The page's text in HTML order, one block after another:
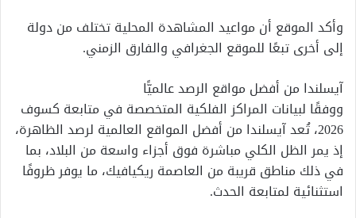
وأكد الموقع أن مواعيد المشاهدة المحلية تختلف من دولة
إلى أخرى تبعًا للموقع الجغرافي والفارق الزمني.
آيسلندا من أفضل مواقع الرصد عالميًّا
ووفقًا لبيانات المراكز الفلكية المتخصصة في متابعة كسوف
2026، تُعد آيسلندا من أفضل المواقع العالمية لرصد الظاهرة،
إذ يمر الظل الكلي مباشرة فوق أجزاء واسعة من البلاد، بما
في ذلك مناطق قريبة من العاصمة ريكيافيك، ما يوفر ظروفًا
استثنائية لمتابعة الحدث.